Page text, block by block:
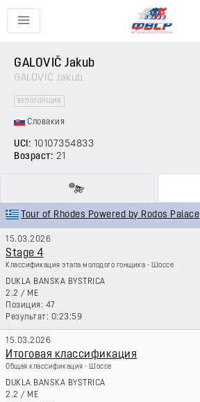
GALOVIČ Jakub
GALOVIČ Jakub
ВЕЛОГОНЩИК
Словакия
UCI: 10107354833
Возраст: 21
Tour of Rhodes Powered by Rodos Palace
15.03.2026
Stage 4
Классификация этапа молодого гонщика - Шоссе
DUKLA BANSKA BYSTRICA
2.2 / ME
47
0:23:59
15.03.2026
Итоговая классификация
Общая классификация - Шоссе
DUKLA BANSKA BYSTRICA
2.2 / ME